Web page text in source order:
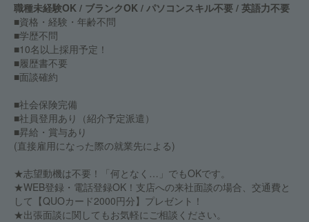
職種未経験OK / ブランクOK / パソコンスキル不要 / 英語力不要
■資格・経験・年齢不問
■学歴不問
■10名以上採用予定！
■履歴書不要
■面談確約
■社会保険完備
■社員登用あり（紹介予定派遣）
■昇給・賞与あり
(直接雇用になった際の就業先による)
★志望動機は不要！「何となく…」でもOKです。
★WEB登録・電話登録OK！支店への来社面談の場合、交通費と
して【QUOカード2000円分】プレゼント！
★出張面談に関してもお気軽にご相談ください。